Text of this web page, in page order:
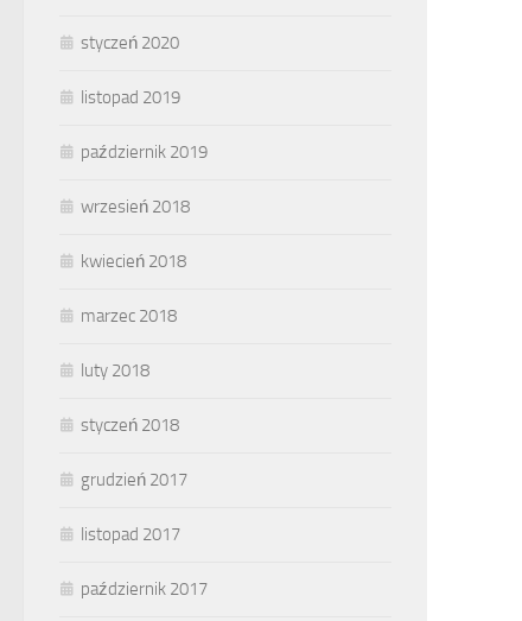
styczeń 2020
listopad 2019
październik 2019
wrzesień 2018
kwiecień 2018
marzec 2018
luty 2018
styczeń 2018
grudzień 2017
listopad 2017
październik 2017